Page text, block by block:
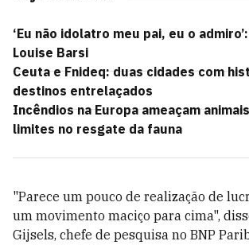
‘Eu não idolatro meu pai, eu o
Louise Barsi
Ceuta e Fnideq: duas cidades com
destinos entrelaçados
Incêndios na Europa ameaçam
limites no resgate da fauna
"Parece um pouco de realização de
um movimento maciço para cima",
Gijsels, chefe de pesquisa no BNP